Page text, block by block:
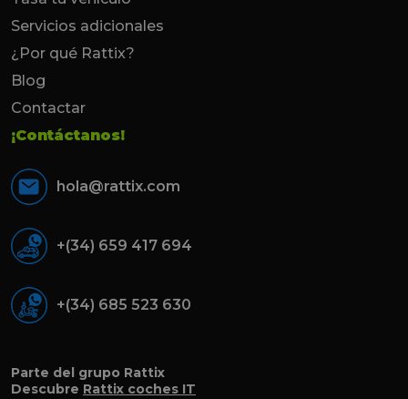
Servicios adicionales
¿Por qué Rattix?
Blog
Contactar
¡Contáctanos!
hola@rattix.com
+(34) 659 417 694
+(34) 685 523 630
Parte del grupo Rattix
Descubre Rattix coches IT